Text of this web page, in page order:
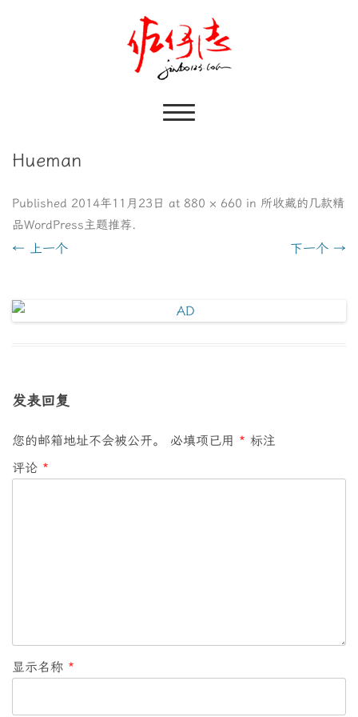
Hueman
Published 2014年11月23日 at 880 × 660 in 所收藏的几款精
品WordPress主题推荐.
← 上一个 下一个 →
发表回复
您的邮箱地址不会被公开。 必填项已用 * 标注
评论 *
显示名称 *